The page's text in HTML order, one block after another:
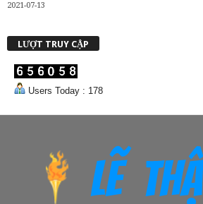
2021-07-13
LƯỢT TRUY CẬP
Users Today : 178